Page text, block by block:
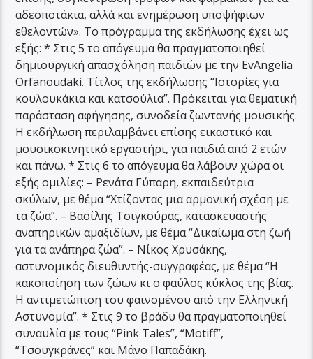
αδεσποτάκια, αλλά και ενημέρωση υποψήφιων
εθελοντών». Το πρόγραμμα της εκδήλωσης έχει ως
εξής: * Στις 5 το απόγευμα θα πραγματοποιηθεί
δημιουργική απασχόληση παιδιών με την EvAngelia
Orfanoudaki. Τίτλος της εκδήλωσης “Ιστορίες για
κουλουκάκια και κατσούλια”. Πρόκειται για θεματική
παράσταση αφήγησης, συνοδεία ζωντανής μουσικής.
Η εκδήλωση περιλαμβάνει επίσης εικαστικό και
μουσικοκινητικό εργαστήρι, για παιδιά από 2 ετών
και πάνω. * Στις 6 το απόγευμα θα λάβουν χώρα οι
εξής ομιλίες: – Ρενάτα Γύπαρη, εκπαιδεύτρια
σκύλων, με θέμα “Χτίζοντας μια αρμονική σχέση με
τα ζώα”. – Βασίλης Τσιγκούρας, κατασκευαστής
αναπηρικών αμαξιδίων, με θέμα “Δικαίωμα στη ζωή
για τα ανάπηρα ζώα”. – Νίκος Χρυσάκης,
αστυνομικός διευθυντής-συγγραφέας, με θέμα “H
κακοποίηση των ζώων κι ο φαύλος κύκλος της βίας.
Η αντιμετώπιση του φαινομένου από την Ελληνική
Αστυνομία”. * Στις 9 το βράδυ θα πραγματοποιηθεί
συναυλία με τους “Pink Tales”, “Motiff”,
“Τσουγκράνες” και Μάνο Παπαδάκη.